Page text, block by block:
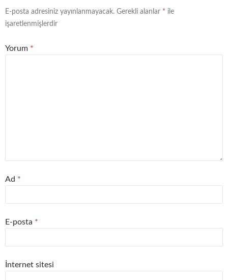
E-posta adresiniz yayınlanmayacak. Gerekli alanlar * ile
işaretlenmişlerdir
Yorum *
Ad *
E-posta *
İnternet sitesi